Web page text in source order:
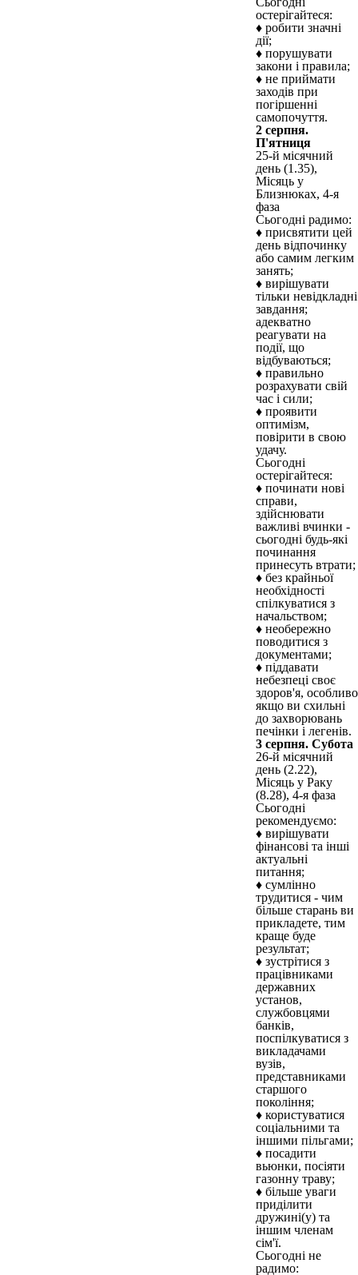
остерігайтеся:
♦ робити значні
дії;
♦ порушувати
закони і правила;
♦ не приймати
заходів при
погіршенні
самопочуття.
2 серпня.
П'ятниця
25-й місячний
день (1.35),
Місяць у
Близнюках, 4-я
фаза
Сьогодні радимо:
♦ присвятити цей
день відпочинку
або самим легким
занять;
♦ вирішувати
тільки невідкладні
завдання;
адекватно
реагувати на
події, що
відбуваються;
♦ правильно
розрахувати свій
час і сили;
♦ проявити
оптимізм,
повірити в свою
удачу.
Сьогодні
остерігайтеся:
♦ починати нові
справи,
здійснювати
важливі вчинки -
сьогодні будь-які
починання
принесуть втрати;
♦ без крайньої
необхідності
спілкуватися з
начальством;
♦ необережно
поводитися з
документами;
♦ піддавати
небезпеці своє
здоров'я, особливо
якщо ви схильні
до захворювань
печінки і легенів.
3 серпня. Субота
26-й місячний
день (2.22),
Місяць у Раку
(8.28), 4-я фаза
Сьогодні
рекомендуємо:
♦ вирішувати
фінансові та інші
актуальні
питання;
♦ сумлінно
трудитися - чим
більше старань ви
прикладете, тим
краще буде
результат;
♦ зустрітися з
працівниками
державних
установ,
службовцями
банків,
поспілкуватися з
викладачами
вузів,
представниками
старшого
покоління;
♦ користуватися
соціальними та
іншими пільгами;
♦ посадити
вьюнки, посіяти
газонну траву;
♦ більше уваги
приділити
дружині(у) та
іншим членам
сім'ї.
Сьогодні не
радимо: